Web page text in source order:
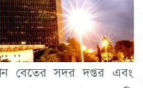
বেতের সদর দপ্তর এবং